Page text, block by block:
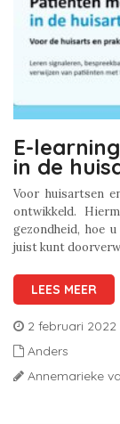
E-
in de
Voor huisartsen
ontwikkeld.
gezondheid, hoe
juist kunt
LEES MEER
2 februari 2022
Anders
Annemarieke